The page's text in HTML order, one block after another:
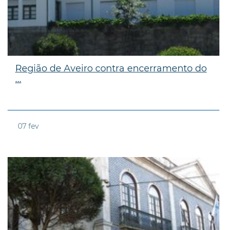
Região de Aveiro contra encerramento do
...
07 fev